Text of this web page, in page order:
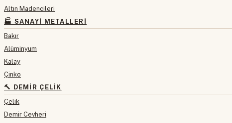
Altın Madencileri
🏭 SANAYI METALLERI
Bakır
Alüminyum
Kalay
Çinko
🔨 DEMIR ÇELIK
Çelik
Demir Cevheri